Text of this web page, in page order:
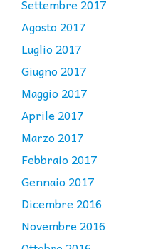
Settembre 2017
Agosto 2017
Luglio 2017
Giugno 2017
Maggio 2017
Aprile 2017
Marzo 2017
Febbraio 2017
Gennaio 2017
Dicembre 2016
Novembre 2016